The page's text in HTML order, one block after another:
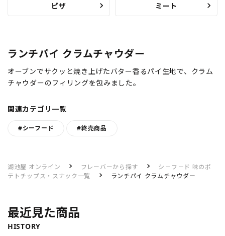
ピザ ミート
ランチパイ クラムチャウダー
オーブンでサクッと焼き上げたバター香るパイ生地で、クラム
チャウダーのフィリングを包みました。
関連カテゴリ一覧
#シーフード #終売商品
湖池屋 オンライン フレーバーから探す
シ－フ－ド 味のポ
テトチップス・スナック一覧
ランチパイ クラムチャウダー
最近見た商品
HISTORY